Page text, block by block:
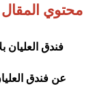
محتوي المقال
فندق العليان
عن فندق